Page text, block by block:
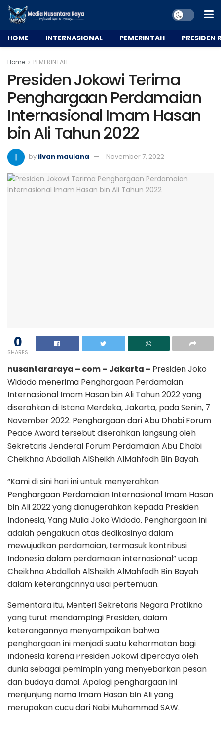
HOME INTERNASIONAL PEMERINTAH PRESIDEN
Home PEMERINTAH
Presiden Jokowi Terima
Penghargaan Perdamaian
Internasional Imam Hasan
bin Ali Tahun 2022
by ilvan maulana November 7, 2022
0
SHARES
nusantararaya – com – Jakarta – Presiden Joko
Widodo menerima Penghargaan Perdamaian
Internasional Imam Hasan bin Ali Tahun 2022 yang
diserahkan di Istana Merdeka, Jakarta, pada Senin, 7
November 2022. Penghargaan dari Abu Dhabi Forum
Peace Award tersebut diserahkan langsung oleh
Sekretaris Jenderal Forum Perdamaian Abu Dhabi
Cheikhna Abdallah AlSheikh AlMahfodh Bin Bayah.
“Kami di sini hari ini untuk menyerahkan
Penghargaan Perdamaian Internasional Imam Hasan
bin Ali 2022 yang dianugerahkan kepada Presiden
Indonesia, Yang Mulia Joko Widodo. Penghargaan ini
adalah pengakuan atas dedikasinya dalam
mewujudkan perdamaian, termasuk kontribusi
Indonesia dalam perdamaian internasional” ucap
Cheikhna Abdallah AlSheikh AlMahfodh Bin Bayah
dalam keterangannya usai pertemuan.
Sementara itu, Menteri Sekretaris Negara Pratikno
yang turut mendampingi Presiden, dalam
keterangannya menyampaikan bahwa
penghargaan ini menjadi suatu kehormatan bagi
Indonesia karena Presiden Jokowi dipercaya oleh
dunia sebagai pemimpin yang menyebarkan pesan
dan budaya damai. Apalagi penghargaan ini
menjunjung nama Imam Hasan bin Ali yang
merupakan cucu dari Nabi Muhammad SAW.